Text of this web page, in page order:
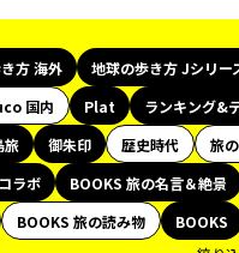
方 海外
地球の歩き方 Jシリー
国内 Plat
ランキング&
旅 御朱印 歴史時代
旅
ラボ
BOOKS 旅の名言＆絶景
BOOKS 旅の読み物 BOOKS